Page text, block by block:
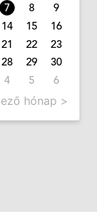
7 8
9
14 15
16
21 22
23
28 29
30
4 5 6
hónap >